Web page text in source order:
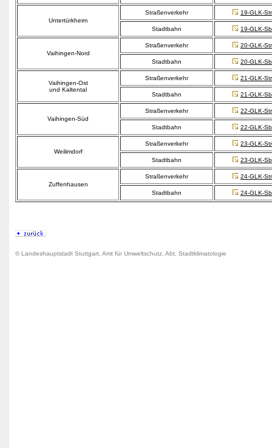
Untertürkheim
Straßenverkehr 19-GLK-
Stadtbahn 19-GLK-
Vaihingen-Nord
Straßenverkehr 20-GLK-
Stadtbahn 20-GLK-
Vaihingen-Ost
und Kaltental
Straßenverkehr 21-GLK-
Stadtbahn 21-GLK-
Vaihingen-Süd
Straßenverkehr 22-GLK-
Stadtbahn 22-GLK-
Weilimdorf
Straßenverkehr 23-GLK-
Stadtbahn 23-GLK-
Zuffenhausen
Straßenverkehr 24-GLK-
Stadtbahn 24-GLK-
© Landeshauptstadt Stuttgart, Amt für Umweltschutz, Abt. Stadtklimatologie